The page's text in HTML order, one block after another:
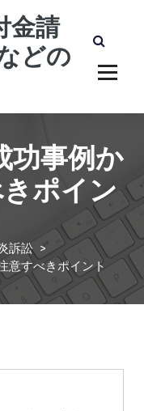
金請
どの
功事例か
ポイン
訴訟>
意すべきポイント